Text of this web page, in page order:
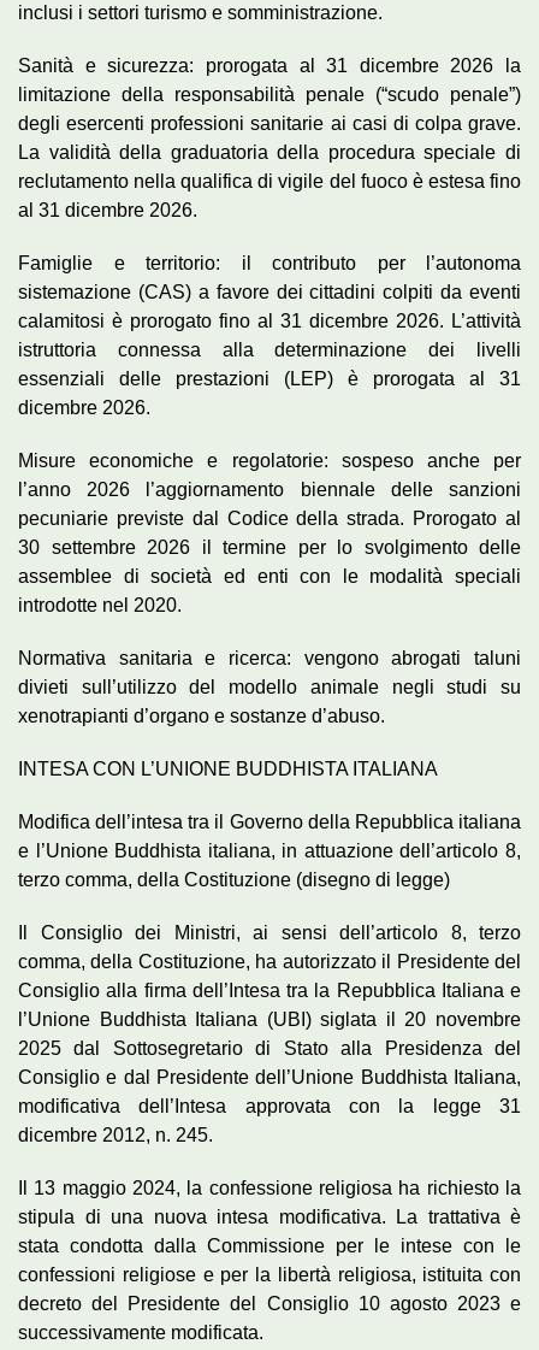
inclusi i settori turismo e somministrazione.
Sanità e sicurezza: prorogata al 31 dicembre 2026 la
limitazione della responsabilità penale (“scudo penale”)
degli esercenti professioni sanitarie ai casi di colpa grave.
La validità della graduatoria della procedura speciale di
reclutamento nella qualifica di vigile del fuoco è estesa fino
al 31 dicembre 2026.
Famiglie e territorio: il contributo per l’autonoma
sistemazione (CAS) a favore dei cittadini colpiti da eventi
calamitosi è prorogato fino al 31 dicembre 2026. L’attività
istruttoria connessa alla determinazione dei livelli
essenziali delle prestazioni (LEP) è prorogata al 31
dicembre 2026.
Misure economiche e regolatorie: sospeso anche per
l’anno 2026 l’aggiornamento biennale delle sanzioni
pecuniarie previste dal Codice della strada. Prorogato al
30 settembre 2026 il termine per lo svolgimento delle
assemblee di società ed enti con le modalità speciali
introdotte nel 2020.
Normativa sanitaria e ricerca: vengono abrogati taluni
divieti sull’utilizzo del modello animale negli studi su
xenotrapianti d’organo e sostanze d’abuso.
INTESA CON L’UNIONE BUDDHISTA ITALIANA
Modifica dell’intesa tra il Governo della Repubblica italiana
e l’Unione Buddhista italiana, in attuazione dell’articolo 8,
terzo comma, della Costituzione (disegno di legge)
Il Consiglio dei Ministri, ai sensi dell’articolo 8, terzo
comma, della Costituzione, ha autorizzato il Presidente del
Consiglio alla firma dell’Intesa tra la Repubblica Italiana e
l’Unione Buddhista Italiana (UBI) siglata il 20 novembre
2025 dal Sottosegretario di Stato alla Presidenza del
Consiglio e dal Presidente dell’Unione Buddhista Italiana,
modificativa dell’Intesa approvata con la legge 31
dicembre 2012, n. 245.
Il 13 maggio 2024, la confessione religiosa ha richiesto la
stipula di una nuova intesa modificativa. La trattativa è
stata condotta dalla Commissione per le intese con le
confessioni religiose e per la libertà religiosa, istituita con
decreto del Presidente del Consiglio 10 agosto 2023 e
successivamente modificata.